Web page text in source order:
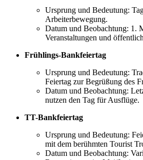
Ursprung und Bedeutung:
Arbeiterbewegung.
Datum und Beobachtung: 1.
Veranstaltungen und
Frühlings-Bankfeiertag
Ursprung und Bedeutung:
Feiertag zur Begrüßung des
Datum und Beobachtung:
nutzen den Tag für Ausflüge.
TT-Bankfeiertag
Ursprung und Bedeutung:
mit dem berühmten Tourist
Datum und Beobachtung: